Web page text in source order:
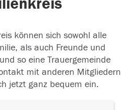
können sich sowohl alle
als auch Freunde und
so eine Trauergemeinde
mit anderen Mitgliedern
jetzt ganz bequem ein.